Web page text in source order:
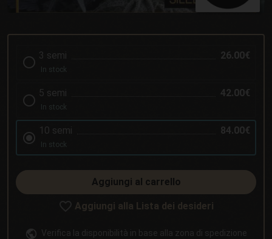
3 semi 26.00€
In stock
5 semi 42.00€
In stock
10 semi 84.00€
In stock
Aggiungi al carrello
Aggiungi alla Lista dei desideri
Verifica la disponibilità in base alla zona di spedizione